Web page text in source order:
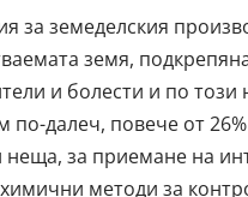
за земеделския
земя,
и болести и по
по-далеч, повече от
неща, за приемане на
методи за